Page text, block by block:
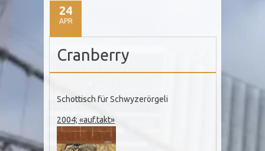
24
APR
Cranberry
Schottisch für Schwyzerörgeli
2004; «auf.takt»